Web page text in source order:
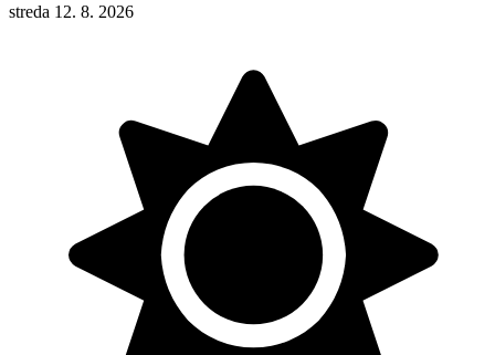
streda 12. 8. 2026